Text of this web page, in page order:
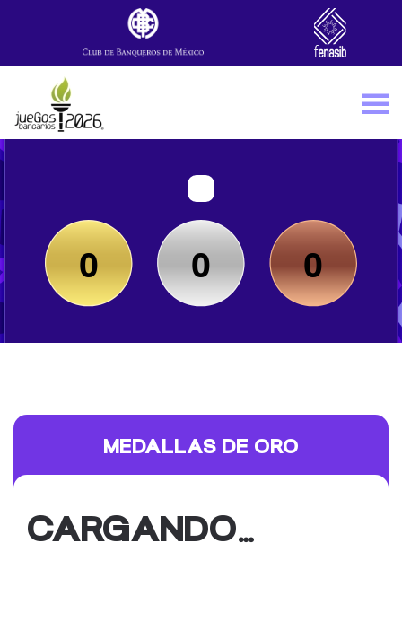
Skip to main content
0 0 0
MEDALLAS DE ORO
CARGANDO…